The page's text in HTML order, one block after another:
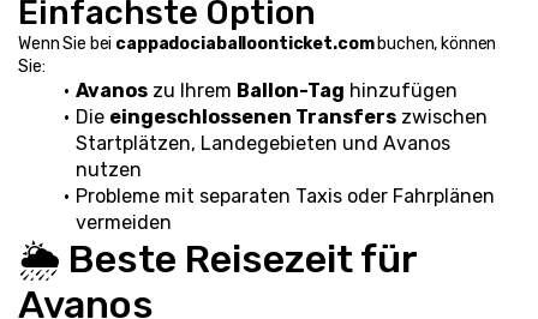
Einfachste Option
Wenn Sie bei cappadociaballoonticket.com buchen, können
Sie:
Avanos zu Ihrem Ballon-Tag hinzufügen
Die eingeschlossenen Transfers zwischen
Startplätzen, Landegebieten und Avanos
nutzen
Probleme mit separaten Taxis oder Fahrplänen
vermeiden
🌦️ Beste Reisezeit für
Avanos